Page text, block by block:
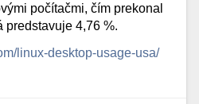
počítačmi, čím prekonal
predstavuje 4,76 %.
linux-desktop-usage-usa/